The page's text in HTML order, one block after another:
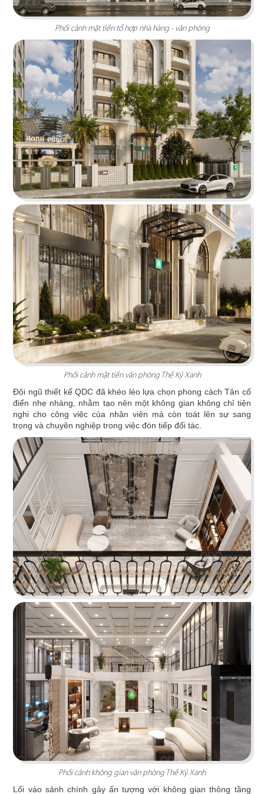
IMV OFFICE
Lấy cảm hứng từ hình khối lạ mắt mang đến
không gian làm việc thật độc đáo
Chi tiết
D.A.K.Y
Vách ngăn thô được loại bỏ hoàn toàn giúp tiết
kiệm diện tích và mở ra một môi trường làm việc
thoáng đãng
Chi tiết
INCICO
Phong cách hiện đại, nội thất hướng đến sự đơn
giản và tinh gọn mang lại một môi trường làm
việc thoải mái
Chi tiết
ELMICH
Phối cảnh mặt tiền tổ hợp nhà hàng - văn phòng
Phối cảnh mặt tiền văn phòng Thế Kỷ Xanh
Đội ngũ thiết kế QDC đã khéo léo lựa chọn phong cách Tân cổ
điển nhẹ nhàng, nhằm tạo nên một không gian không chỉ tiện
nghi cho công việc của nhân viên mà còn toát lên sự sang
trọng và chuyên nghiệp trong việc đón tiếp đối tác.
Phối cảnh không gian văn phòng Thế Kỷ Xanh
Lối vào sảnh chính gây ấn tượng với không gian thông tầng